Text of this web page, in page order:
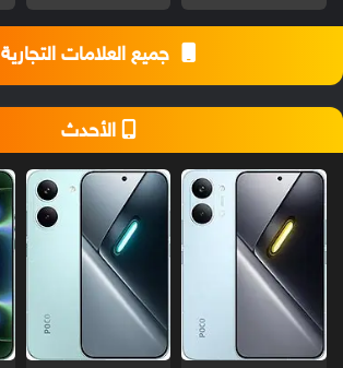
جميع العلامات التجارية
الأحدث